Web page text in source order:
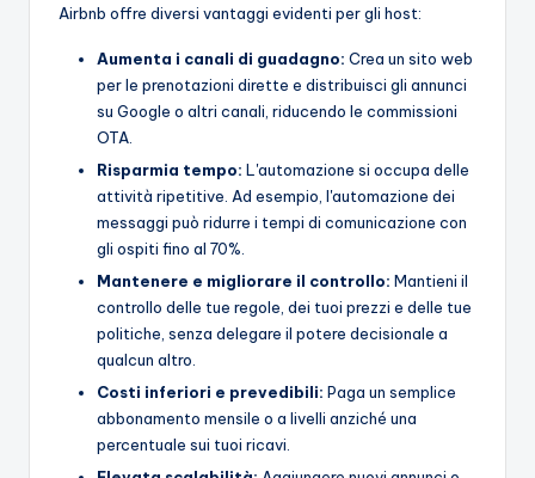
Airbnb offre diversi vantaggi evidenti per gli host:
Aumenta i canali di guadagno: Crea un sito web
per le prenotazioni dirette e distribuisci gli annunci
su Google o altri canali, riducendo le commissioni
OTA.
Risparmia tempo: L'automazione si occupa delle
attività ripetitive. Ad esempio, l'automazione dei
messaggi può ridurre i tempi di comunicazione con
gli ospiti fino al 70%.
Mantenere e migliorare il controllo: Mantieni il
controllo delle tue regole, dei tuoi prezzi e delle tue
politiche, senza delegare il potere decisionale a
qualcun altro.
Costi inferiori e prevedibili: Paga un semplice
abbonamento mensile o a livelli anziché una
percentuale sui tuoi ricavi.